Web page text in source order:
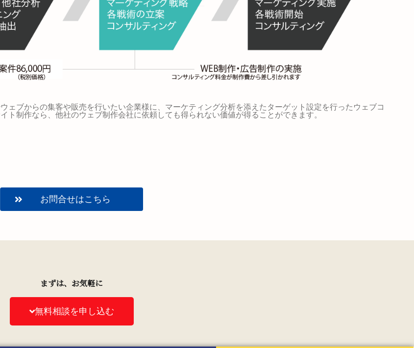
ェブからの集客や販売を行いたい企業様に、マーケティング分析を添えたターゲット設定を行ったウェブコ
制作なら、他社のウェブ制作会社に依頼しても得られない価値が得ることができます。
お問合せはこちら
まずは、お気軽に
無料相談を申し込む